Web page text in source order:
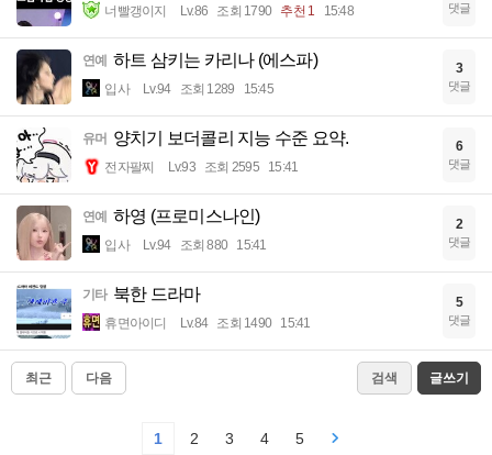
너빨갱이지 Lv.86 조회 1790 추천 1 15:48 댓글
연예 하트 삼키는 카리나 (에스파)
입사 Lv.94 조회 1289 15:45
3
댓글
유머 양치기 보더콜리 지능 수준 요약.
전자팔찌 Lv.93 조회 2595 15:41
6
댓글
연예 하영 (프로미스나인)
입사 Lv.94 조회 880 15:41
2
댓글
기타 북한 드라마
휴면아이디 Lv.84 조회 1490 15:41
5
댓글
최근 다음 검색 글쓰기
1 2 3 4 5